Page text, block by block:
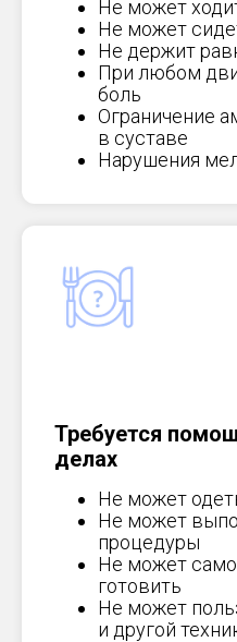
Не может
Не может
Не держит
При любом
боль
Ограничение
в суставе
Нарушения
Требуется
делах
Не может
Не может
процедуры
Не может
готовить
Не может
и другой